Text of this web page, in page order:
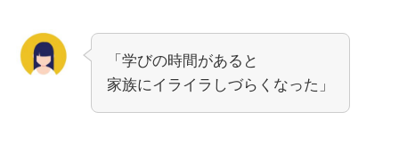
「学びの時間があると
家族にイライラしづらくなった」